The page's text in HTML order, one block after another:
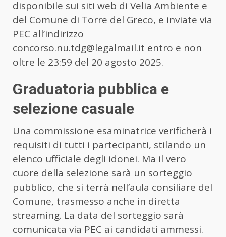
disponibile sui siti web di Velia Ambiente e
del Comune di Torre del Greco, e inviate via
PEC all’indirizzo
concorso.nu.tdg@legalmail.it entro e non
oltre le 23:59 del 20 agosto 2025.
Graduatoria pubblica e
selezione casuale
Una commissione esaminatrice verificherà i
requisiti di tutti i partecipanti, stilando un
elenco ufficiale degli idonei. Ma il vero
cuore della selezione sarà un sorteggio
pubblico, che si terrà nell’aula consiliare del
Comune, trasmesso anche in diretta
streaming. La data del sorteggio sarà
comunicata via PEC ai candidati ammessi.